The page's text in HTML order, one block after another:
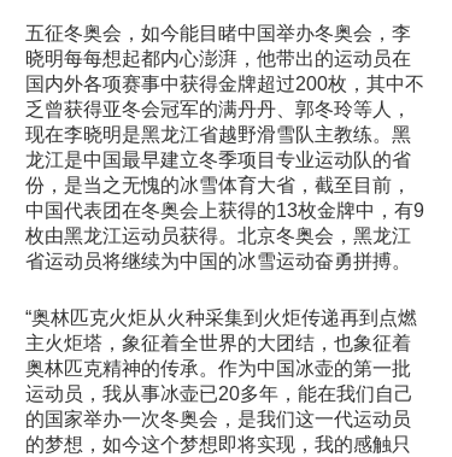
五征冬奥会，如今能目睹中国举办冬奥会，李
晓明每每想起都内心澎湃，他带出的运动员在
国内外各项赛事中获得金牌超过200枚，其中不
乏曾获得亚冬会冠军的满丹丹、郭冬玲等人，
现在李晓明是黑龙江省越野滑雪队主教练。黑
龙江是中国最早建立冬季项目专业运动队的省
份，是当之无愧的冰雪体育大省，截至目前，
中国代表团在冬奥会上获得的13枚金牌中，有9
枚由黑龙江运动员获得。北京冬奥会，黑龙江
省运动员将继续为中国的冰雪运动奋勇拼搏。
“奥林匹克火炬从火种采集到火炬传递再到点燃
主火炬塔，象征着全世界的大团结，也象征着
奥林匹克精神的传承。作为中国冰壶的第一批
运动员，我从事冰壶已20多年，能在我们自己
的国家举办一次冬奥会，是我们这一代运动员
的梦想，如今这个梦想即将实现，我的感触只